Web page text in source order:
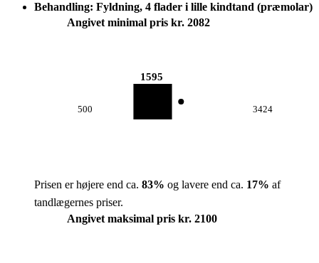
Behandling: Fyldning, 4 flader i lille kindtand (præmolar)
Angivet minimal pris kr. 2082
500
1595
3424
Prisen er højere end ca. 83% og lavere end ca. 17% af
tandlægernes priser.
Angivet maksimal pris kr. 2100